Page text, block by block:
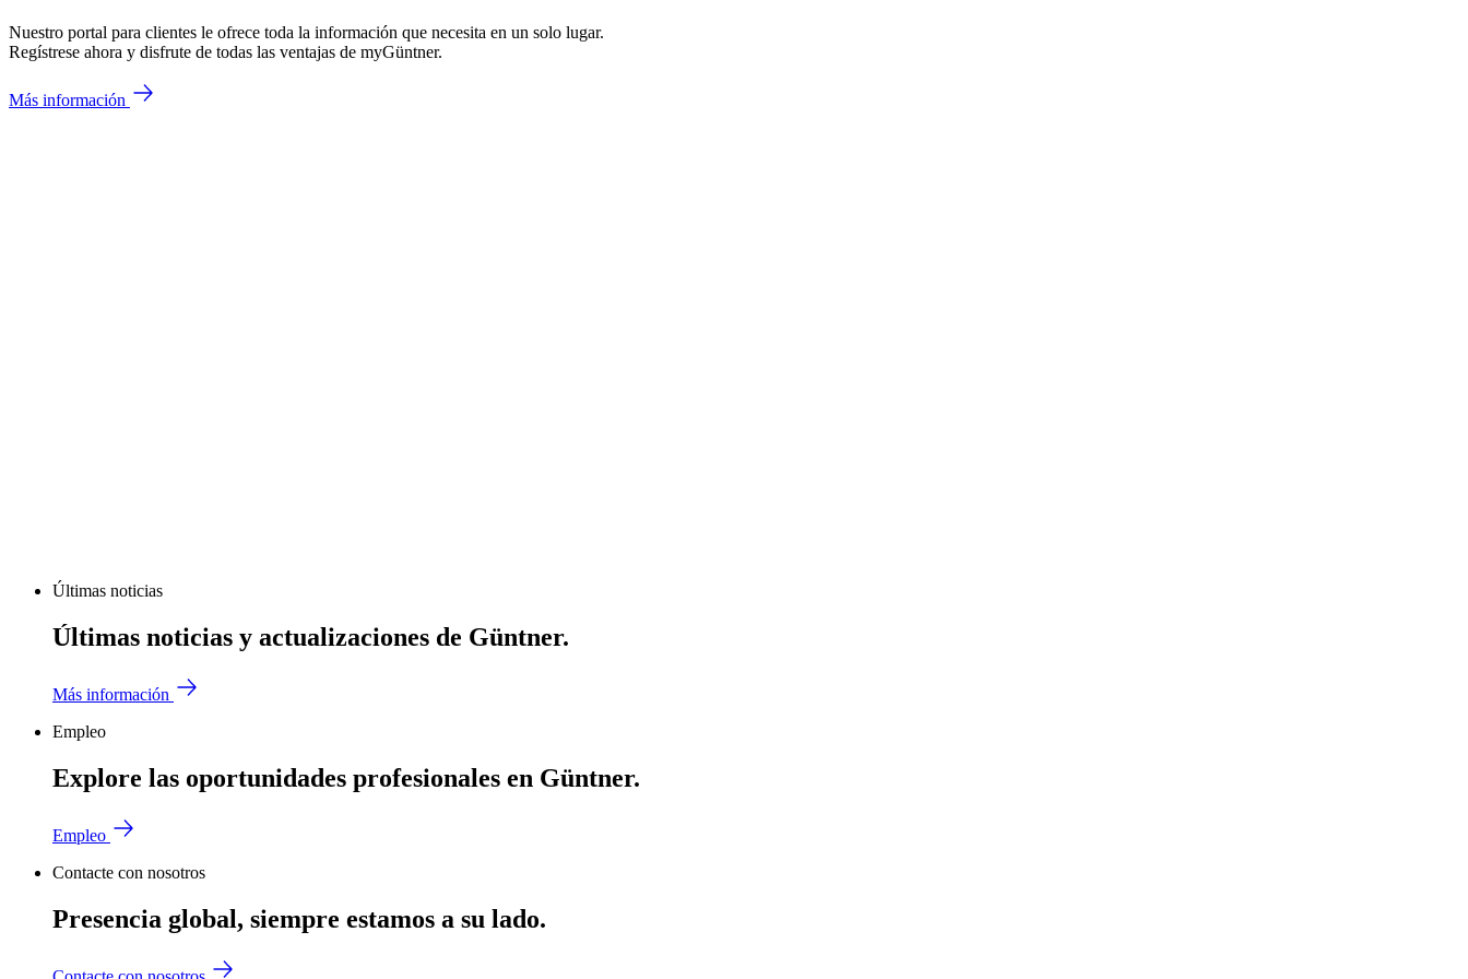
Nuestro portal para clientes le ofrece toda la información que necesita en un solo lugar.
Regístrese ahora y disfrute de todas las ventajas de myGüntner.
Más información
Últimas noticias
Últimas noticias y actualizaciones de Güntner.
Más información
Empleo
Explore las oportunidades profesionales en Güntner.
Empleo
Contacte con nosotros
Presencia global, siempre estamos a su lado.